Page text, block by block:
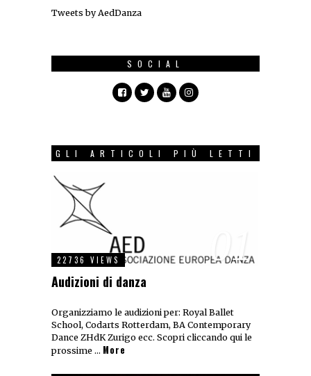
Tweets by AedDanza
SOCIAL
GLI ARTICOLI PIÙ LETTI
01
22736 VIEWS
Audizioni di danza
Organizziamo le audizioni per: Royal Ballet
School, Codarts Rotterdam, BA Contemporary
Dance ZHdK Zurigo ecc. Scopri cliccando qui le
prossime … More